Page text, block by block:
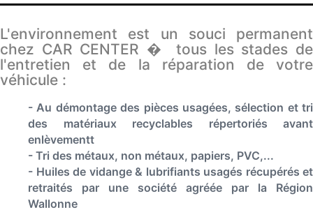
L'environnement est un souci permanent
chez CAR CENTER � tous les stades de
l'entretien et de la réparation de votre
véhicule :
- Au démontage des pièces usagées, sélection et tri
des matériaux recyclables répertoriés avant
enlèvementt
- Tri des métaux, non métaux, papiers, PVC,...
- Huiles de vidange & lubrifiants usagés récupérés et
retraités par une société agréée par la Région
Wallonne